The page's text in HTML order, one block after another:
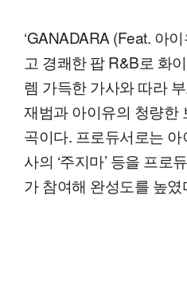
‘GANADARA (Feat. 아
고 경쾌한 팝 R&B로 화
렘 가득한 가사와 따라
재범과 아이유의 청량한
곡이다. 프로듀서로는 아
사의 ‘주지마’ 등을 프로
가 참여해 완성도를 높였